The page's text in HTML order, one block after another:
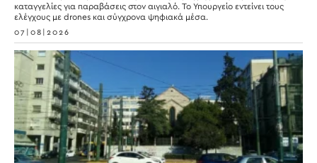
καταγγελίες για παραβάσεις στον αιγιαλό. Το Υπουργείο εντείνει τους
ελέγχους με drones και σύγχρονα ψηφιακά μέσα.
07|08|2026